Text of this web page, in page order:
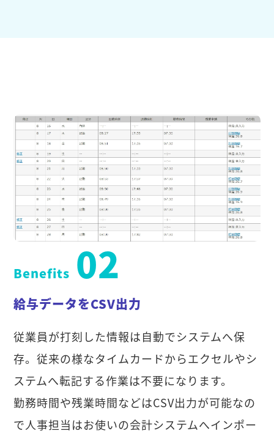
Benefits 02
給与データをCSV出力
従業員が打刻した情報は自動でシステムへ保
存。従来の様なタイムカードからエクセルやシ
ステムへ転記する作業は不要になります。
勤務時間や残業時間などはCSV出力が可能なの
で人事担当はお使いの会計システムへインポー